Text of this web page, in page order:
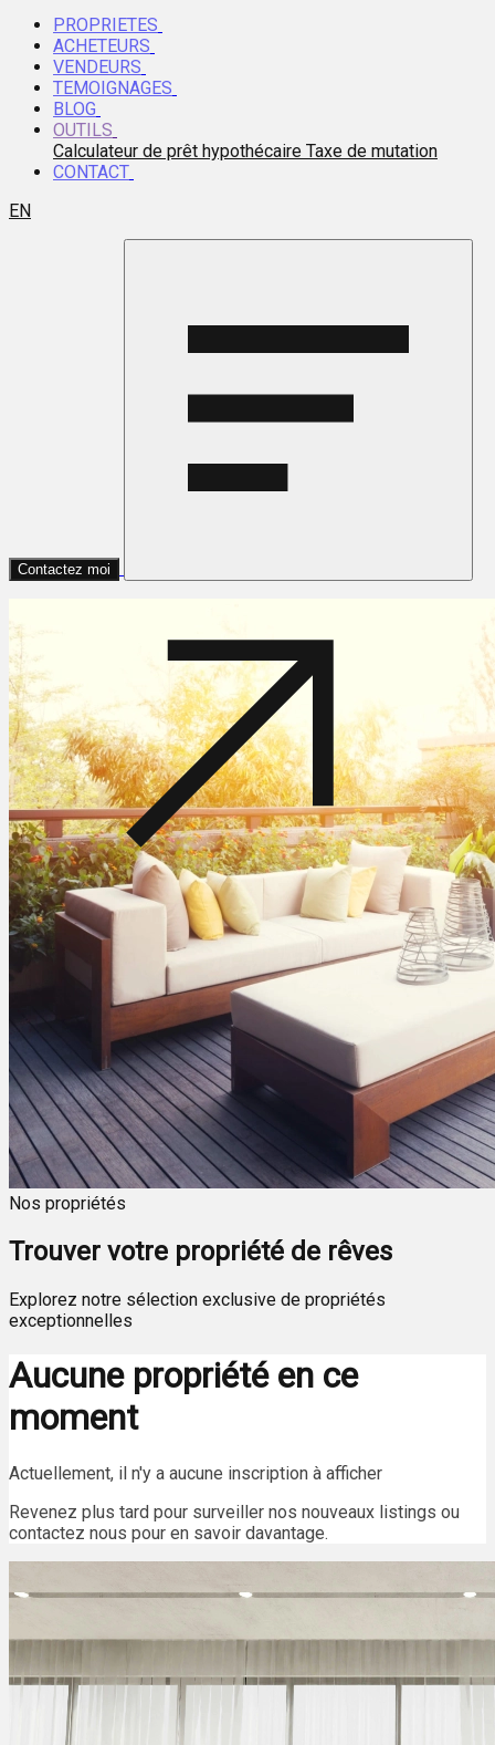
PROPRIETES
ACHETEURS
VENDEURS
TEMOIGNAGES
BLOG
OUTILS
Calculateur de prêt hypothécaire Taxe de mutation
CONTACT
EN
Contactez moi
Nos propriétés
Trouver votre propriété de rêves
Explorez notre sélection exclusive de propriétés
exceptionnelles
Aucune propriété en ce
moment
Actuellement, il n'y a aucune inscription à afficher
Revenez plus tard pour surveiller nos nouveaux listings ou
contactez nous pour en savoir davantage.